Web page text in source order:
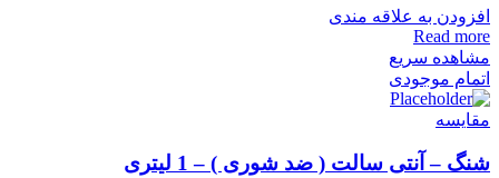
افزودن به علاقه مندی
Read more
مشاهده سریع
اتمام موجودی
مقایسه
شنگ – آنتی سالت ( ضد شوری ) – 1 لیتری